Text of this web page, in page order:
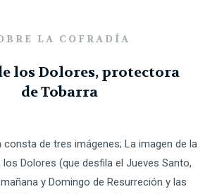
LA COFRADÍA
los Dolores, protectora
de Tobarra
consta de tres imágenes; La imagen de la
los Dolores (que desfila el Jueves Santo,
y Domingo de Resurreción y las